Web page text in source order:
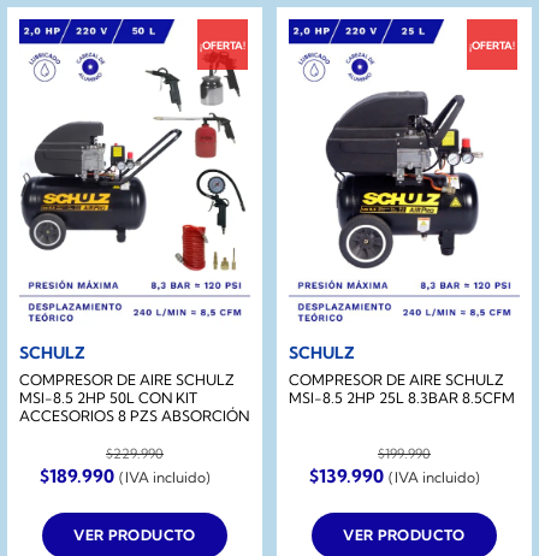
¡OFERTA!
SCHULZ
COMPRESOR DE AIRE SCHULZ
MSI-8.5 2HP 50L CON KIT
ACCESORIOS 8 PZS ABSORCIÓN
$229.990
El
precio
original
era:
$229.990.
$189.990El
precio
actual
es:
$189.990.
(IVA incluido)
VER PRODUCTO
¡OFERTA!
SCHULZ
COMPRESOR DE AIRE SCHULZ
MSI-8.5 2HP 25L 8.3BAR 8.5CFM
$199.990
El
precio
original
era:
$199.990.
$139.990El
precio
actual
es:
$139.990.
(IVA incluido)
VER PRODUCTO